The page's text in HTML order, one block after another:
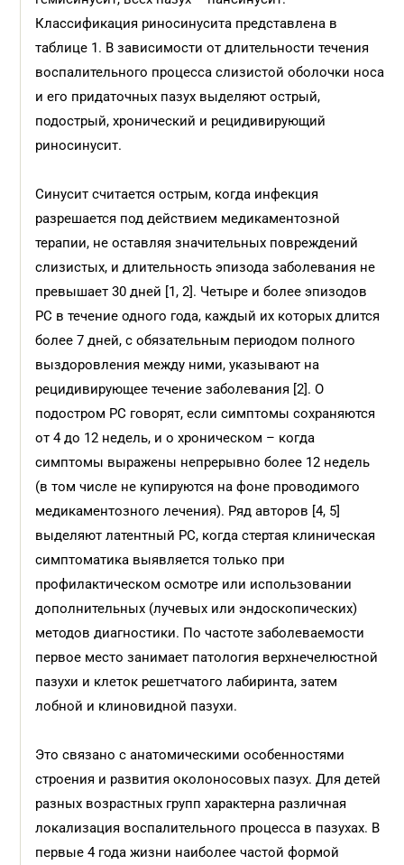
Классификация риносинусита представлена в
таблице 1. В зависимости от длительности течения
воспалительного процесса слизистой оболочки носа
и его придаточных пазух выделяют острый,
подострый, хронический и рецидивирующий
риносинусит.
Синусит считается острым, когда инфекция
разрешается под действием медикаментозной
терапии, не оставляя значительных повреждений
слизистых, и длительность эпизода заболевания не
превышает 30 дней [1, 2]. Четыре и более эпизодов
РС в течение одного года, каждый их которых длится
более 7 дней, с обязательным периодом полного
выздоровления между ними, указывают на
рецидивирующее течение заболевания [2]. О
подостром РС говорят, если симптомы сохраняются
от 4 до 12 недель, и о хроническом – когда
симптомы выражены непрерывно более 12 недель
(в том числе не купируются на фоне проводимого
медикаментозного лечения). Ряд авторов [4, 5]
выделяют латентный РС, когда стертая клиническая
симптоматика выявляется только при
профилактическом осмотре или использовании
дополнительных (лучевых или эндоскопических)
методов диагностики. По частоте заболеваемости
первое место занимает патология верхнечелюстной
пазухи и клеток решетчатого лабиринта, затем
лобной и клиновидной пазухи.
Это связано с анатомическими особенностями
строения и развития околоносовых пазух. Для детей
разных возрастных групп характерна различная
локализация воспалительного процесса в пазухах. В
первые 4 года жизни наиболее частой формой